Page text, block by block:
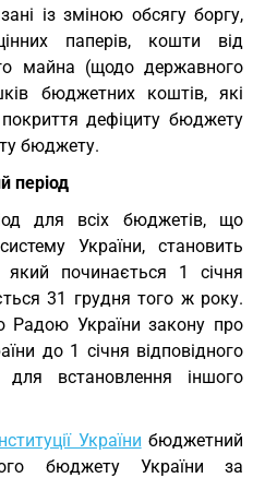
із зміною обсягу боргу,
паперів, кошти від
майна (щодо державного
бюджетних коштів, які
дефіциту бюджету
бюджету.
період
для всіх бюджетів, що
України, становить
починається 1 січня
31 грудня того ж року.
Радою України закону про
до 1 січня відповідного
встановлення іншого
України бюджетний
бюджету України за